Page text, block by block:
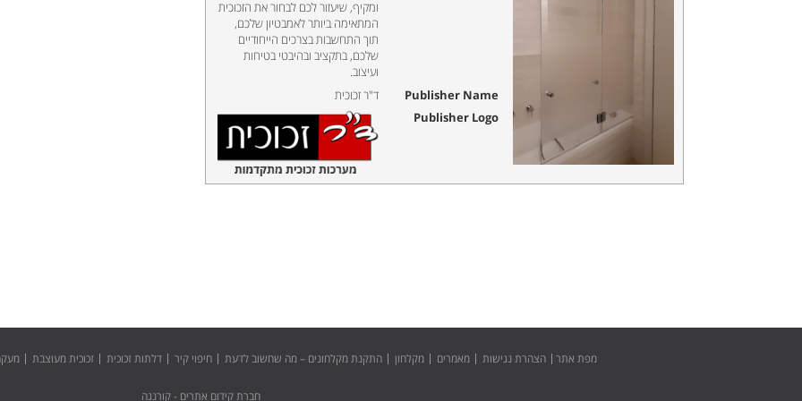
ומקיף, שיעזור לכם לבחור את הזכוכית
המתאימה ביותר לאמבטיון שלכם,
תוך התחשבות בצרכים הייחודיים
שלכם, בתקציב ובהיבטי בטיחות
ועיצוב.
Publisher Name ד"ר זכוכית
Publisher Logo
מפת אתר הצהרת נגישות מאמרים מקלחון התקנת מקלחונים – מה שחשוב לדעת חיפוי קיר דלתות זכוכית זכוכית מעוצבת
חברת קידום אתרים - קורנגה